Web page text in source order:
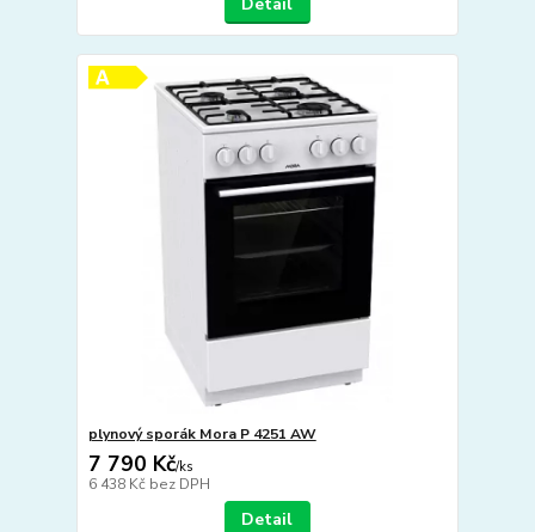
plynový sporák Mora P 4251 AW
7 790 Kč/ks
6 438 Kč bez DPH
Detail